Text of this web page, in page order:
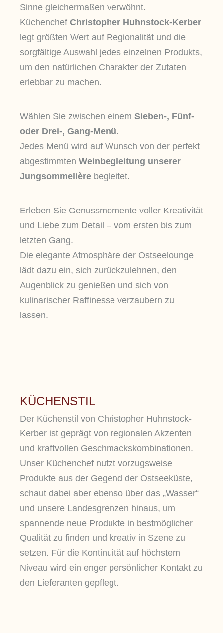
Sinne gleichermaßen verwöhnt.
Küchenchef Christopher Huhnstock-Kerber
legt größten Wert auf Regionalität und die
sorgfältige Auswahl jedes einzelnen Produkts,
um den natürlichen Charakter der Zutaten
erlebbar zu machen.
Wählen Sie zwischen einem Sieben-, Fünf-
oder Drei-, Gang-Menü.
Jedes Menü wird auf Wunsch von der perfekt
abgestimmten Weinbegleitung unserer
Jungsommelière begleitet.
Erleben Sie Genussmomente voller Kreativität
und Liebe zum Detail – vom ersten bis zum
letzten Gang.
Die elegante Atmosphäre der Ostseelounge
lädt dazu ein, sich zurückzulehnen, den
Augenblick zu genießen und sich von
kulinarischer Raffinesse verzaubern zu
lassen.
KÜCHENSTIL
Der Küchenstil von Christopher Huhnstock-
Kerber ist geprägt von regionalen Akzenten
und kraftvollen Geschmackskombinationen.
Unser Küchenchef nutzt vorzugsweise
Produkte aus der Gegend der Ostseeküste,
schaut dabei aber ebenso über das „Wasser“
und unsere Landesgrenzen hinaus, um
spannende neue Produkte in bestmöglicher
Qualität zu finden und kreativ in Szene zu
setzen. Für die Kontinuität auf höchstem
Niveau wird ein enger persönlicher Kontakt zu
den Lieferanten gepflegt.